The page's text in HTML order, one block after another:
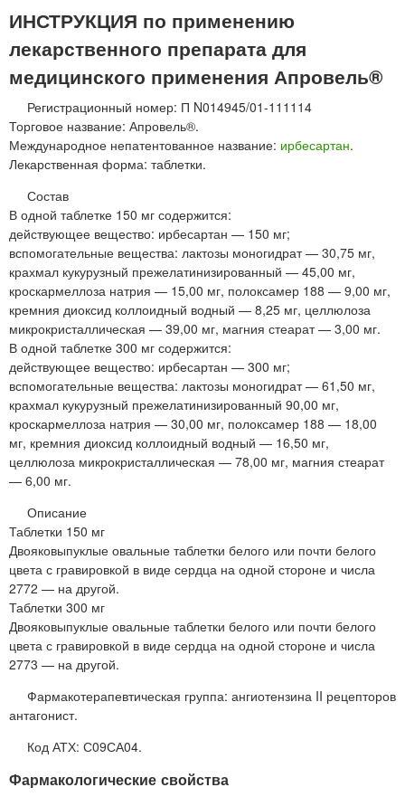
ИНСТРУКЦИЯ по применению
лекарственного препарата для
медицинского применения Апровель®
Регистрационный номер: П N014945/01-111114
Торговое название: Апровель®.
Международное непатентованное название: ирбесартан.
Лекарственная форма: таблетки.
Состав
В одной таблетке 150 мг содержится:
действующее вещество: ирбесартан — 150 мг;
вспомогательные вещества: лактозы моногидрат — 30,75 мг,
крахмал кукурузный прежелатинизированный — 45,00 мг,
кроскармеллоза натрия — 15,00 мг, полоксамер 188 — 9,00 мг,
кремния диоксид коллоидный водный — 8,25 мг, целлюлоза
микрокристаллическая — 39,00 мг, магния стеарат — 3,00 мг.
В одной таблетке 300 мг содержится:
действующее вещество: ирбесартан — 300 мг;
вспомогательные вещества: лактозы моногидрат — 61,50 мг,
крахмал кукурузный прежелатинизированный 90,00 мг,
кроскармеллоза натрия — 30,00 мг, полоксамер 188 — 18,00
мг, кремния диоксид коллоидный водный — 16,50 мг,
целлюлоза микрокристаллическая — 78,00 мг, магния стеарат
— 6,00 мг.
Описание
Таблетки 150 мг
Двояковыпуклые овальные таблетки белого или почти белого
цвета с гравировкой в виде сердца на одной стороне и числа
2772 — на другой.
Таблетки 300 мг
Двояковыпуклые овальные таблетки белого или почти белого
цвета с гравировкой в виде сердца на одной стороне и числа
2773 — на другой.
Фармакотерапевтическая группа: ангиотензина II рецепторов
антагонист.
Код АТХ: С09СА04.
Фармакологические свойства